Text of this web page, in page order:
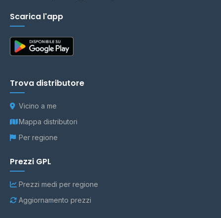
Scarica l'app
Trova distributore
Vicino a me
Mappa distributori
Per regione
Prezzi GPL
Prezzi medi per regione
Aggiornamento prezzi